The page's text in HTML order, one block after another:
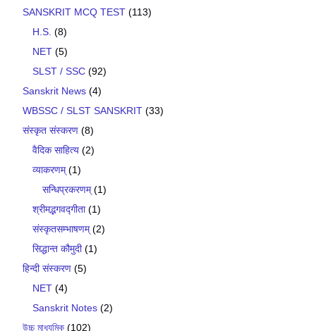
SANSKRIT MCQ TEST (113)
H.S. (8)
NET (5)
SLST / SSC (92)
Sanskrit News (4)
WBSSC / SLST SANSKRIT (33)
संस्कृत संस्करण (8)
वैदिक साहित्य (2)
व्याकरणम्(1)
सन्धिप्रकरणम्(1)
श्रीमद्भगवद्गीता(1)
संस्कृतसम्भाषणम्(2)
सिद्धान्त कौमुदी(1)
हिन्दी संस्करण (5)
NET (4)
Sanskrit Notes (2)
উচ্চ মাধ্যমিক (102)